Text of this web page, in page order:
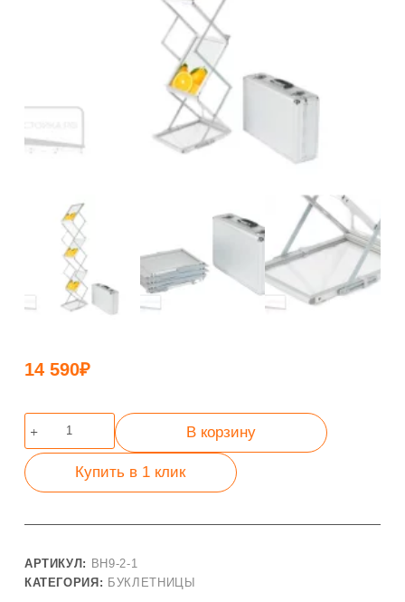
14 590₽
Количество
товара
Двухсторонняя
буклетница
в
кейсе
В корзину
Купить в 1 клик
АРТИКУЛ: BH9-2-1
КАТЕГОРИЯ: БУКЛЕТНИЦЫ